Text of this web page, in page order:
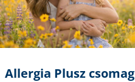
Allergia Plusz csomag